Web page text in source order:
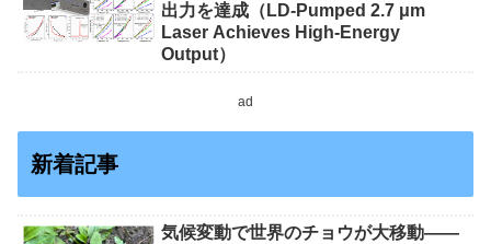
出力を達成（LD-Pumped 2.7 μm
Laser Achieves High-Energy
Output）
ad
新着記事
気候変動で世界のチョウが大移動――